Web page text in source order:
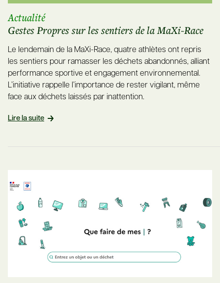
Actualité
Gestes Propres sur les sentiers de la MaXi-Race
Le lendemain de la MaXi-Race, quatre athlètes ont repris
les sentiers pour ramasser les déchets abandonnés, alliant
performance sportive et engagement environnemental.
L’initiative rappelle l’importance de rester vigilant, même
face aux déchets laissés par inattention.
Lire la suite